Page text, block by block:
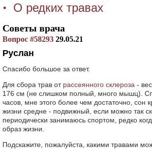
О редких травах
Советы врача
Вопрос #58293 29.05.21
Руслан
Спасибо большое за ответ.
Для сбора трав от рассеянного склероза -
176 см (не слишком полный, много мышц).
часов, мне этого более чем достаточно, сон
жизни средне - подвижный, если можно так
периодически занимаюсь спортом, редко
образ жизни.
Подскажите, пожалуйста, какими травами